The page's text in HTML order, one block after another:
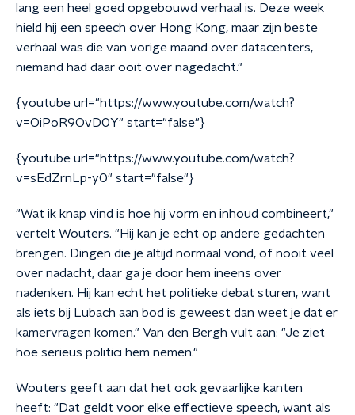
lang een heel goed opgebouwd verhaal is. Deze week
hield hij een speech over Hong Kong, maar zijn beste
verhaal was die van vorige maand over datacenters,
niemand had daar ooit over nagedacht."
{youtube url="https://www.youtube.com/watch?
v=OiPoR9OvD0Y" start="false"}
{youtube url="https://www.youtube.com/watch?
v=sEdZrnLp-y0" start="false"}
"Wat ik knap vind is hoe hij vorm en inhoud combineert,"
vertelt Wouters. "Hij kan je echt op andere gedachten
brengen. Dingen die je altijd normaal vond, of nooit veel
over nadacht, daar ga je door hem ineens over
nadenken. Hij kan echt het politieke debat sturen, want
als iets bij Lubach aan bod is geweest dan weet je dat er
kamervragen komen." Van den Bergh vult aan: "Je ziet
hoe serieus politici hem nemen."
Wouters geeft aan dat het ook gevaarlijke kanten
heeft: "Dat geldt voor elke effectieve speech, want als